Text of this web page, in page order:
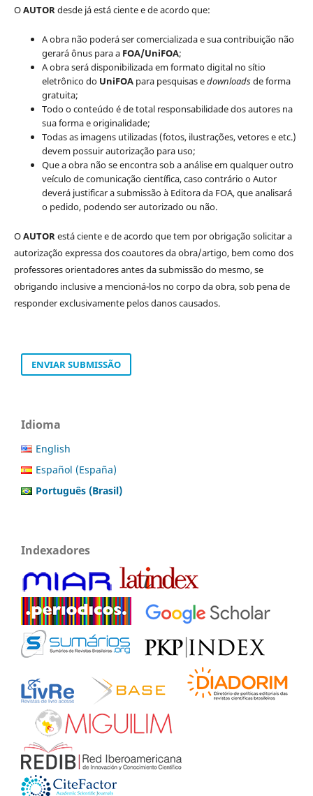
OAUTORdesde já está ciente e de acordo que:
A obra não poderá ser comercializada e sua contribuição não
gerará ônus para a FOA/UniFOA;
A obra será disponibilizada em formato digital no sítio
eletrônico do UniFOApara pesquisas edownloadsde forma
gratuita;
Todo o conteúdo é de total responsabilidade dos autores na
sua forma e originalidade;
Todas as imagens utilizadas (fotos, ilustrações, vetores e etc.)
devem possuir autorização para uso;
Que a obra não se encontra sob a análise em qualquer outro
veículo de comunicação científica, caso contrário o Autor
deverá justificar a submissão à Editora da FOA, que analisará
o pedido, podendo ser autorizado ou não.
OAUTORestá ciente e de acordo que tem por obrigação solicitar a
autorização expressa dos coautores da obra/artigo, bem como dos
professores orientadores antes da submissão do mesmo, se
obrigando inclusive a mencioná-los no corpo da obra, sob pena de
responder exclusivamente pelos danos causados.
ENVIAR SUBMISSÃO
Idioma
English
Español (España)
Português (Brasil)
Indexadores